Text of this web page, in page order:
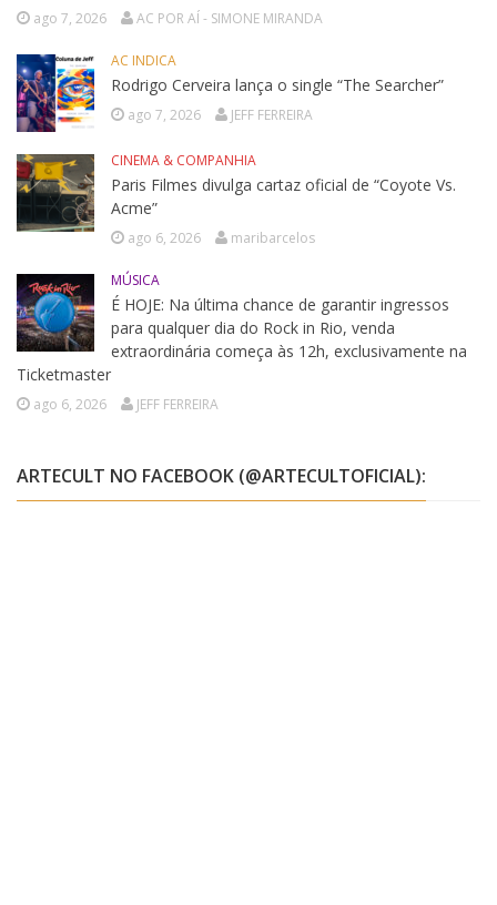
ago 7, 2026 AC POR AÍ - SIMONE MIRANDA
AC INDICA
Rodrigo Cerveira lança o single “The Searcher”
ago 7, 2026 JEFF FERREIRA
CINEMA & COMPANHIA
Paris Filmes divulga cartaz oficial de “Coyote Vs.
Acme”
ago 6, 2026 maribarcelos
MÚSICA
É HOJE: Na última chance de garantir ingressos
para qualquer dia do Rock in Rio, venda
extraordinária começa às 12h, exclusivamente na
Ticketmaster
ago 6, 2026 JEFF FERREIRA
ARTECULT NO FACEBOOK (@ARTECULTOFICIAL):